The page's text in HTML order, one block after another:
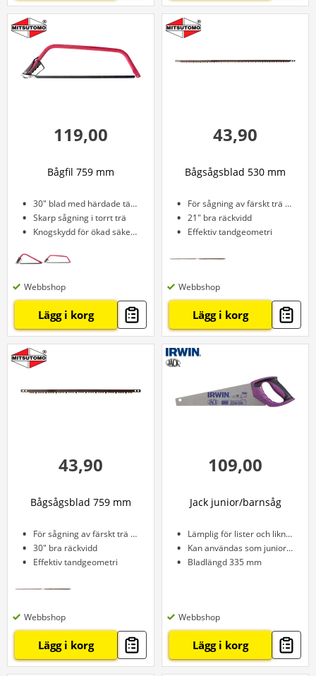
119,00
Bågfil 759 mm
30" blad med härdade tänder
Skarp sågning i torrt trä
Knogskydd för ökad säkerhet
Webbshop
Lägg i korg
43,90
Bågsågsblad 530 mm
För sågning av färskt trä och brännved
21" bra räckvidd
Effektiv tandgeometri
Webbshop
Lägg i korg
43,90
Bågsågsblad 759 mm
För sågning av färskt trä och brännved
30" bra räckvidd
Effektiv tandgeometri
Webbshop
Lägg i korg
109,00
Jack junior/barnsåg
Lämplig för lister och liknande.
Kan användas som juniorsåg
Bladlängd 335 mm
Webbshop
Lägg i korg